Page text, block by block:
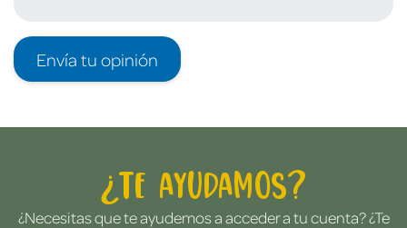
Envía tu opinión
¿Te ayudamos?
¿Necesitas que te ayudemos a acceder a tu cuenta? ¿Te